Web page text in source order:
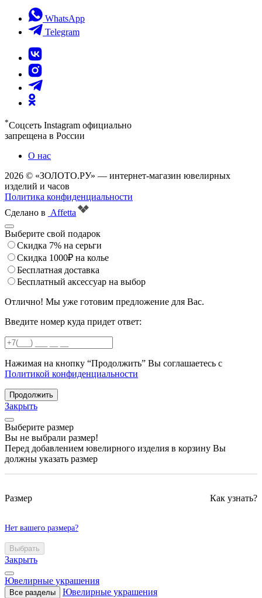
WhatsApp
Telegram
*Соцсеть Instagram официально
запрещена в России
О нас
2026 © «ЗОЛОТО.РУ» — интернет-магазин ювелирных
изделий и часов
Политика конфиденциальности
Сделано в Affetta
Выберите свой подарок
Скидка 7% на серьги
Скидка 1000₽ на колье
Бесплатная доставка
Бесплатный аксессуар на выбор
Отлично! Мы уже готовим предложение для Вас.
Введите номер куда придет ответ:
Нажимая на кнопку “Продолжить” Вы соглашаетесь с
Политикой конфиденциальности
Продолжить
Закрыть
Выберите размер
Вы не выбрали размер!
Перед добавлением ювелирного изделия в корзину Вы
должны указать размер
Размер Как узнать?
Нет вашего размера?
Выбрать
Закрыть
Ювелирные украшения
Все разделы
Ювелирные украшения